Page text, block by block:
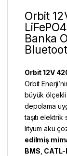
Orbit
Banka
Orbit 12V
Orbit
büyük ölçekli
depolama
taşıtı
lityum akü
edilmiş
BMS